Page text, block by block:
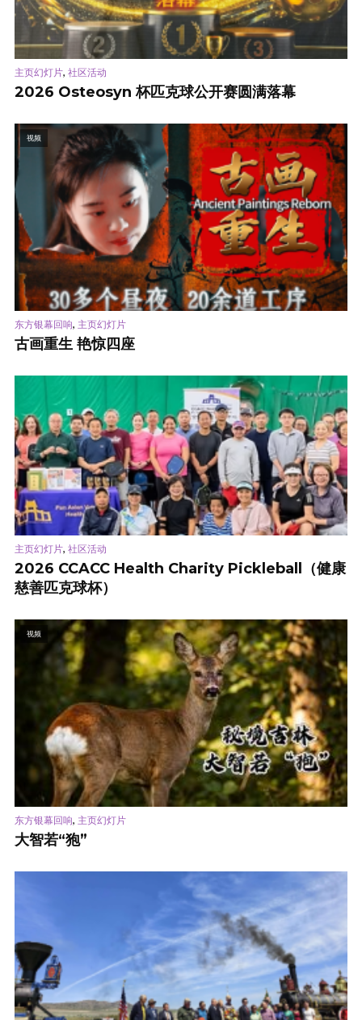
主页幻灯片, 社区活动
2026 Osteosyn 杯匹克球公开赛圆满落幕
视频
东方银幕回响, 主页幻灯片
古画重生 艳惊四座
主页幻灯片, 社区活动
2026 CCACC Health Charity Pickleball（健康
慈善匹克球杯）
视频
东方银幕回响, 主页幻灯片
大智若“狍”